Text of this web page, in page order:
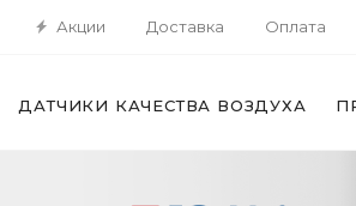
Акции Доставка Оплата
ДАТЧИКИ КАЧЕСТВА ВОЗДУХА